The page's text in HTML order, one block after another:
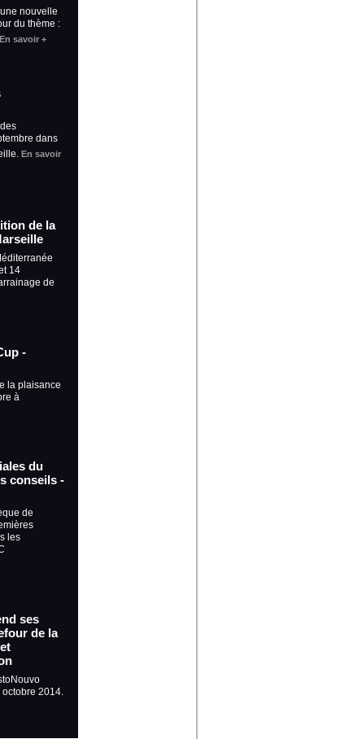
nouvelle
du thème :
En savoir +
dans
En savoir
de la
14
de
-
la plaisance
à
du
conseils -
de
les
ses
de la
octobre 2014.